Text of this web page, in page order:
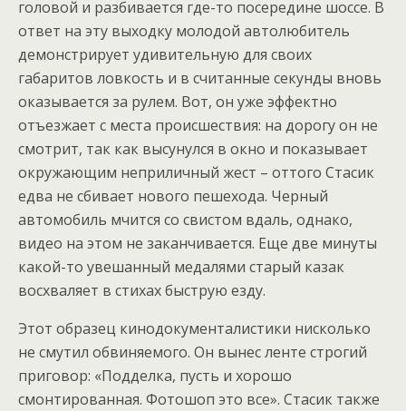
головой и разбивается где-то посередине шоссе. В
ответ на эту выходку молодой автолюбитель
демонстрирует удивительную для своих
габаритов ловкость и в считанные секунды вновь
оказывается за рулем. Вот, он уже эффектно
отъезжает с места происшествия: на дорогу он не
смотрит, так как высунулся в окно и показывает
окружающим неприличный жест – оттого Стасик
едва не сбивает нового пешехода. Черный
автомобиль мчится со свистом вдаль, однако,
видео на этом не заканчивается. Еще две минуты
какой-то увешанный медалями старый казак
восхваляет в стихах быструю езду.
Этот образец кинодокументалистики нисколько
не смутил обвиняемого. Он вынес ленте строгий
приговор: «Подделка, пусть и хорошо
смонтированная. Фотошоп это все». Стасик также